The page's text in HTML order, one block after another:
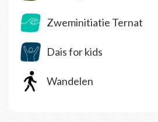
Zweminitiatie Ternat
Dais for kids
Wandelen